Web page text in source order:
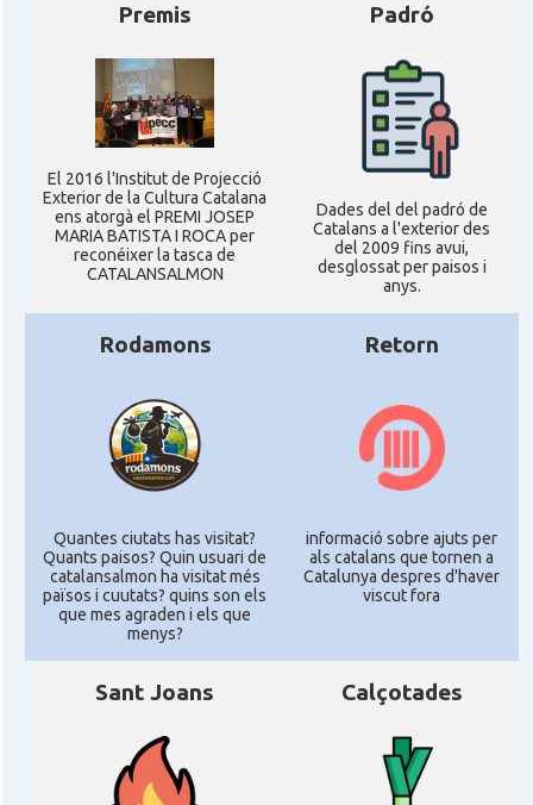
Premis
El 2016 l'Institut de Projecció
Exterior de la Cultura Catalana
ens atorgà el PREMI JOSEP
MARIA BATISTA I ROCA per
reconéixer la tasca de
CATALANSALMON
Padró
Dades del del padró de
Catalans a l'exterior des
del 2009 fins avui,
desglossat per paisos i
anys.
Rodamons
Quantes ciutats has visitat?
Quants paisos? Quin usuari de
catalansalmon ha visitat més
països i cuutats? quins son els
que mes agraden i els que
menys?
Retorn
informació sobre ajuts per
als catalans que tornen a
Catalunya despres d'haver
viscut fora
Sant Joans Calçotades